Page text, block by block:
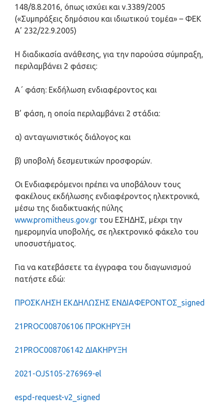
148/8.8.2016, όπως ισχύει και ν.3389/2005
(«Συμπράξεις δημόσιου και ιδιωτικού τομέα» – ΦΕΚ
Α’ 232/22.9.2005)
Η διαδικασία ανάθεσης, για την παρούσα σύμπραξη,
περιλαμβάνει 2 φάσεις:
Α΄ φάση: Εκδήλωση ενδιαφέροντος και
Β’ φάση, η οποία περιλαμβάνει 2 στάδια:
α) ανταγωνιστικός διάλογος και
β) υποβολή δεσμευτικών προσφορών.
Οι Ενδιαφερόμενοι πρέπει να υποβάλουν τους
φακέλους εκδήλωσης ενδιαφέροντος ηλεκτρονικά,
μέσω της διαδικτυακής πύλης
www.promitheus.gov.gr του ΕΣΗΔΗΣ, μέχρι την
ημερομηνία υποβολής, σε ηλεκτρονικό φάκελο του
υποσυστήματος.
Για να κατεβάσετε τα έγγραφα του διαγωνισμού
πατήστε εδώ:
ΠΡΟΣΚΛΗΣΗ ΕΚΔΗΛΩΣΗΣ ΕΝΔΙΑΦΕΡΟΝΤΟΣ_signed
21PROC008706106 ΠΡΟΚΗΡΥΞΗ
21PROC008706142 ΔΙΑΚΗΡΥΞΗ
2021-OJS105-276969-el
espd-request-v2_signed